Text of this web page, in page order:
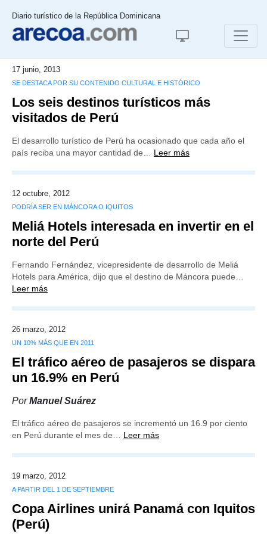
Diario turístico de la República Dominicana
17 junio, 2013
SE DESTACA POR SU CONTENIDO CULTURAL E HISTÓRICO
Los seis destinos turísticos más
visitados de Perú
El desarrollo turístico de Perú ha ocasionado que cada año el
país reciba una mayor cantidad de… Leer más
12 octubre, 2012
PODRÍA SER EN MÁNCORA O IQUITOS
Meliá Hotels interesada en invertir en el
norte del Perú
Fernando Fernández, vicepresidente de desarrollo de Meliá
Hotels para América, dijo que el destino de Máncora puede…
Leer más
26 marzo, 2012
UN 10% MÁS QUE EN 2011
El tráfico aéreo de pasajeros se dispara
un 16.9% en Perú
PorManuel Suárez
El tráfico aéreo de pasajeros se incrementó un 16.9 por ciento
en Perú durante el mes de… Leer más
19 marzo, 2012
A PARTIR DEL 1 DE SEPTIEMBRE
Copa Airlines unirá Panamá con Iquitos
(Perú)